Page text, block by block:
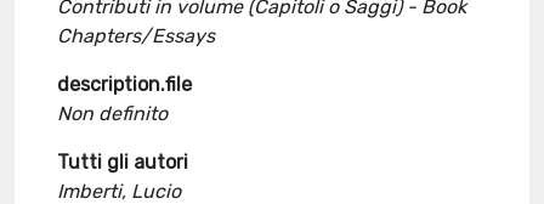
Contributi in volume (Capitoli o Saggi) - Book
Chapters/Essays
description.file
Non definito
Tutti gli autori
Imberti, Lucio